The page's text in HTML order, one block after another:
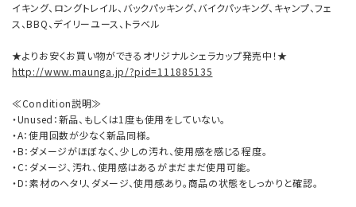
イキング、ロングトレイル、バックパッキング、バイクパッキング、キャンプ、フェ
ス、BBQ、デイリーユース、トラベル
★よりお安くお買い物ができるオリジナルシェラカップ発売中！★
http://www.maunga.jp/?pid=111885135
≪Condition説明≫
・Unused：新品、もしくは1度も使用をしていない。
・A：使用回数が少なく新品同様。
・B：ダメージがほぼなく、少しの汚れ、使用感を感じる程度。
・C：ダメージ、汚れ、使用感はあるがまだまだ使用可能。
・D：素材のヘタリ、ダメージ、使用感あり。商品の状態をしっかりと確認。